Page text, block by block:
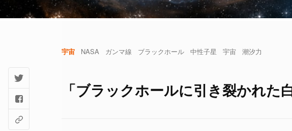
宇宙 NASA ガンマ線 ブラックホール 中性子星 宇宙 潮汐力
「ブラックホールに引き裂かれた